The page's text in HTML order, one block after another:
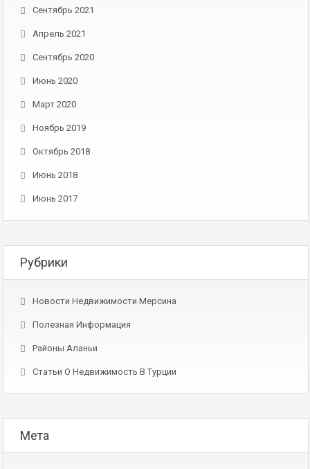
Сентябрь 2021
Апрель 2021
Сентябрь 2020
Июнь 2020
Март 2020
Ноябрь 2019
Октябрь 2018
Июнь 2018
Июнь 2017
Рубрики
Новости Недвижимости Мерсина
Полезная Информация
Районы Аланьи
Статьи О Недвижимость В Турции
Мета